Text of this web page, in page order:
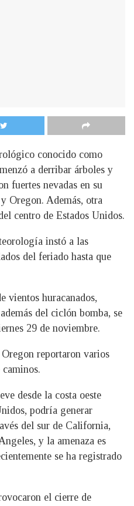
conocido como
a derribar árboles y
fuertes nevadas en su
Oregon. Además, otra
centro de Estados Unidos.
instó a las
del feriado hasta que
vientos huracanados,
del ciclón bomba, se
29 de noviembre.
reportaron varios
desde la costa oeste
podría generar
del sur de California,
y la amenaza es
se ha registrado
el cierre de